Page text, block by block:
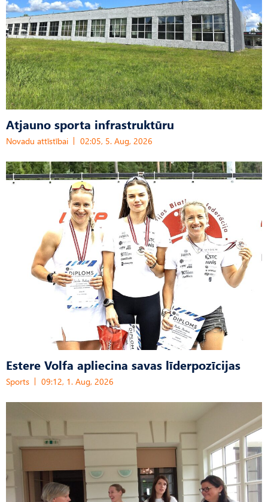
Atjauno sporta infrastruktūru
Novadu attīstībai 02:05, 5. Aug, 2026
Estere Volfa apliecina savas līderpozīcijas
Sports 09:12, 1. Aug, 2026